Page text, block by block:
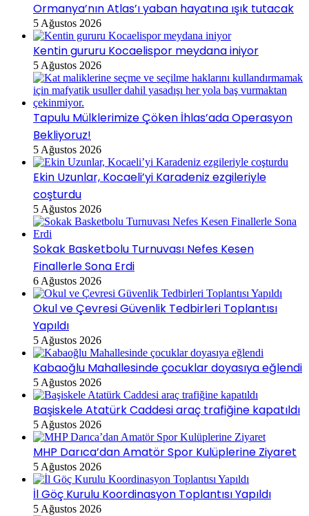
Ormanya’nın Atlas’ı yaban hayatına ışık tutacak
5 Ağustos 2026
Kentin gururu Kocaelispor meydana iniyor
5 Ağustos 2026
Tapulu Mülklerimize Çöken İhlas’ada Operasyon
Bekliyoruz!
5 Ağustos 2026
Ekin Uzunlar, Kocaeli’yi Karadeniz ezgileriyle
coşturdu
5 Ağustos 2026
Sokak Basketbolu Turnuvası Nefes Kesen
Finallerle Sona Erdi
6 Ağustos 2026
Okul ve Çevresi Güvenlik Tedbirleri Toplantısı
Yapıldı
5 Ağustos 2026
Kabaoğlu Mahallesinde çocuklar doyasıya eğlendi
5 Ağustos 2026
Başiskele Atatürk Caddesi araç trafiğine kapatıldı
5 Ağustos 2026
MHP Darıca’dan Amatör Spor Kulüplerine Ziyaret
5 Ağustos 2026
İl Göç Kurulu Koordinasyon Toplantısı Yapıldı
5 Ağustos 2026